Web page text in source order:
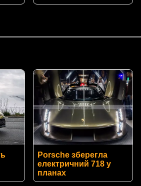
Porsche зберегла
електричний 718 у
планах